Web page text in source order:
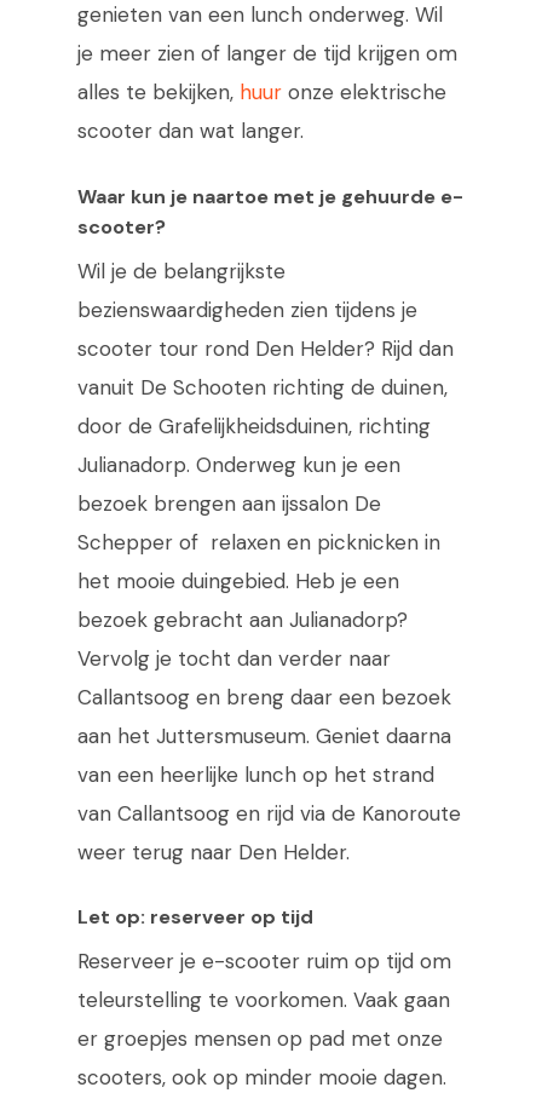
genieten van een lunch onderweg. Wil
je meer zien of langer de tijd krijgen om
alles te bekijken, huur onze elektrische
scooter dan wat langer.
Waar kun je naartoe met je gehuurde e-
scooter?
Wil je de belangrijkste
bezienswaardigheden zien tijdens je
scooter tour rond Den Helder? Rijd dan
vanuit De Schooten richting de duinen,
door de Grafelijkheidsduinen, richting
Julianadorp. Onderweg kun je een
bezoek brengen aan ijssalon De
Schepper of relaxen en picknicken in
het mooie duingebied. Heb je een
bezoek gebracht aan Julianadorp?
Vervolg je tocht dan verder naar
Callantsoog en breng daar een bezoek
aan het Juttersmuseum. Geniet daarna
van een heerlijke lunch op het strand
van Callantsoog en rijd via de Kanoroute
weer terug naar Den Helder.
Let op: reserveer op tijd
Reserveer je e-scooter ruim op tijd om
teleurstelling te voorkomen. Vaak gaan
er groepjes mensen op pad met onze
scooters, ook op minder mooie dagen.